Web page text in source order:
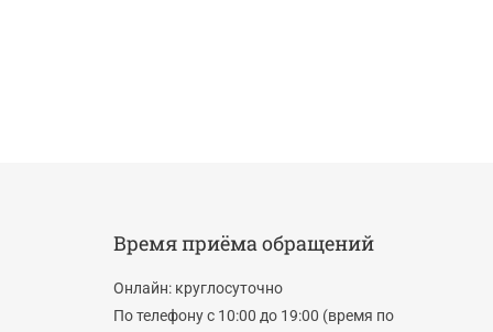
Время приёма обращений
Онлайн: круглосуточно
По телефону с 10:00 до 19:00 (время по